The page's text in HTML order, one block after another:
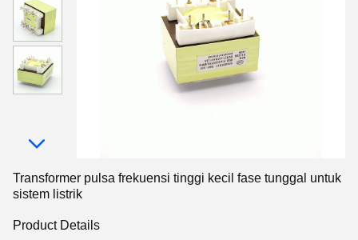
Transformer pulsa frekuensi tinggi kecil fase tunggal untuk
sistem listrik
Product Details